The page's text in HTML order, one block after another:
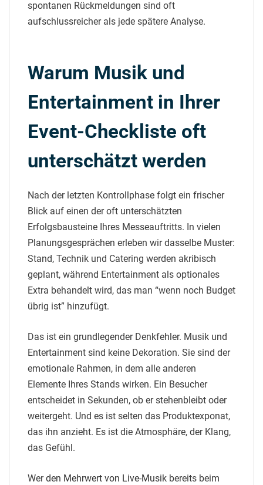
spontanen Rückmeldungen sind oft
aufschlussreicher als jede spätere Analyse.
Warum Musik und
Entertainment in Ihrer
Event-Checkliste oft
unterschätzt werden
Nach der letzten Kontrollphase folgt ein frischer
Blick auf einen der oft unterschätzten
Erfolgsbausteine Ihres Messeauftritts. In vielen
Planungsgesprächen erleben wir dasselbe Muster:
Stand, Technik und Catering werden akribisch
geplant, während Entertainment als optionales
Extra behandelt wird, das man “wenn noch Budget
übrig ist” hinzufügt.
Das ist ein grundlegender Denkfehler. Musik und
Entertainment sind keine Dekoration. Sie sind der
emotionale Rahmen, in dem alle anderen
Elemente Ihres Stands wirken. Ein Besucher
entscheidet in Sekunden, ob er stehenbleibt oder
weitergeht. Und es ist selten das Produktexponat,
das ihn anzieht. Es ist die Atmosphäre, der Klang,
das Gefühl.
Werden Mehrwert von Live-Musik bereits beim